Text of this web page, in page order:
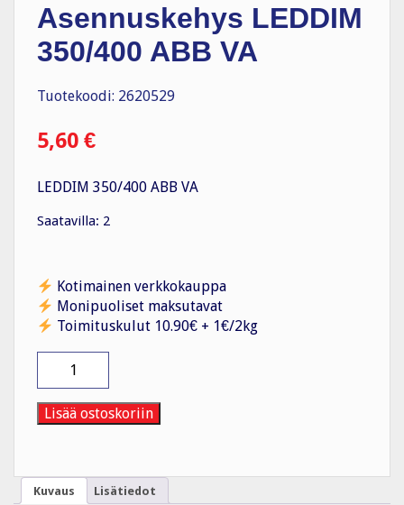
Asennuskehys LEDDIM
350/400 ABB VA
Tuotekoodi: 2620529
5,60 €
LEDDIM 350/400 ABB VA
Saatavilla: 2
Kotimainen verkkokauppa
Monipuoliset maksutavat
Toimituskulut 10.90€ + 1€/2kg
LEDDIM
350/400
ABB
VA
Lisää ostoskoriin
Kuvaus Lisätiedot